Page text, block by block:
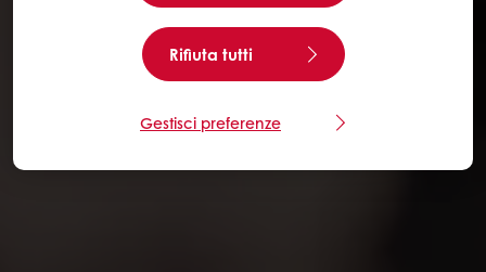
Rifiuta tutti
Gestisci preferenze